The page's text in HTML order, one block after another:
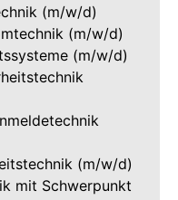
(m/w/d)
(m/w/d)
(m/w/d)
(m/w/d)
mit Schwerpunkt